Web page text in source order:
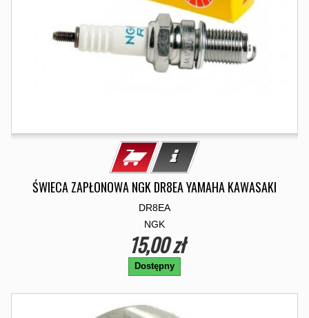
ŚWIECA ZAPŁONOWA NGK DR8EA YAMAHA KAWASAKI
DR8EA
NGK
15,00 zł
Dostępny